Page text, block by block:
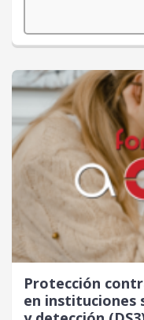
Protección
en instituciones